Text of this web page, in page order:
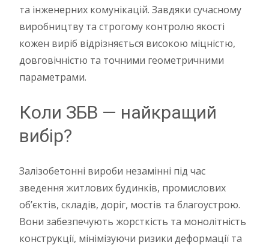
та інженерних комунікацій. Завдяки сучасному
виробництву та строгому контролю якості
кожен виріб відрізняється високою міцністю,
довговічністю та точними геометричними
параметрами.
Коли ЗБВ — найкращий
вибір?
Залізобетонні вироби незамінні під час
зведення житлових будинків, промислових
об’єктів, складів, доріг, мостів та благоустрою.
Вони забезпечують жорсткість та монолітність
конструкції, мінімізуючи ризики деформації та